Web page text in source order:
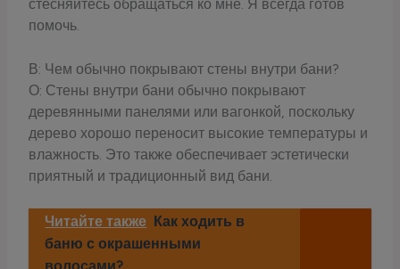
стесняйтесь обращаться ко мне. Я всегда готов
помочь.
В: Чем обычно покрывают стены внутри бани?
О: Стены внутри бани обычно покрывают
деревянными панелями или вагонкой, поскольку
дерево хорошо переносит высокие температуры и
влажность. Это также обеспечивает эстетически
приятный и традиционный вид бани.
Читайте также Как ходить в
баню с окрашенными